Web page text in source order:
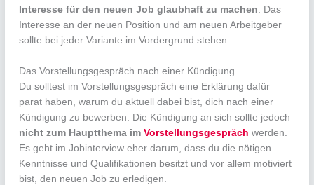
Interesse für den neuen Job glaubhaft zu machen . Das
Interesse an der neuen Position und am neuen Arbeitgeber
sollte bei jeder Variante im Vordergrund stehen.
Das Vorstellungsgespräch nach einer Kündigung
Du solltest im Vorstellungsgespräch eine Erklärung dafür
parat haben, warum du aktuell dabei bist, dich nach einer
Kündigung zu bewerben. Die Kündigung an sich sollte jedoch
nicht zum Hauptthema imVorstellungsgespräch werden.
Es geht im Jobinterview eher darum, dass du die nötigen
Kenntnisse und Qualifikationen besitzt und vor allem motiviert
bist, den neuen Job zu erledigen.